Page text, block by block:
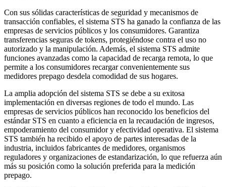
Con sus sólidas características de seguridad y mecanismos de
transacción confiables, el sistema STS ha ganado la confianza de las
empresas de servicios públicos y los consumidores. Garantiza
transferencias seguras de tokens, protegiéndose contra el uso no
autorizado y la manipulación. Además, el sistema STS admite
funciones avanzadas como la capacidad de recarga remota, lo que
permite a los consumidores recargar convenientemente sus
medidores prepago desdela comodidad de sus hogares.
La amplia adopción del sistema STS se debe a su exitosa
implementación en diversas regiones de todo el mundo. Las
empresas de servicios públicos han reconocido los beneficios del
estándar STS en cuanto a eficiencia en la recaudación de ingresos,
empoderamiento del consumidor y efectividad operativa. El sistema
STS también ha recibido el apoyo de partes interesadas de la
industria, incluidos fabricantes de medidores, organismos
reguladores y organizaciones de estandarización, lo que refuerza aún
más su posición como la solución preferida para la medición
prepago.